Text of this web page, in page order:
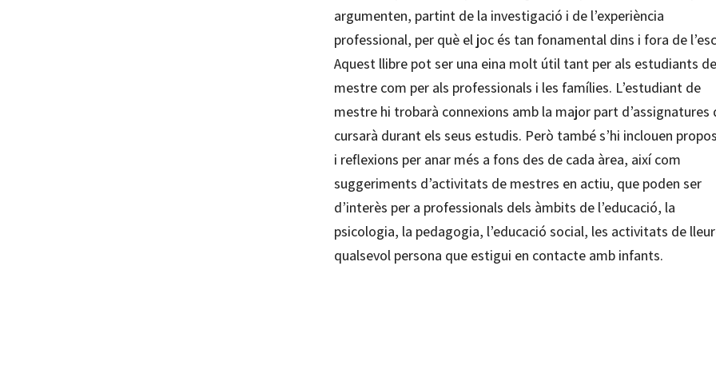
argumenten, partint de la investigació i de l’experiència
professional, per què el joc és tan fonamental dins i fora de
Aquest llibre pot ser una eina molt útil tant per als estudiants de
mestre com per als professionals i les famílies. L’estudiant de
mestre hi trobarà connexions amb la major part d’assignatures
cursarà durant els seus estudis. Però també s’hi inclouen
i reflexions per anar més a fons des de cada àrea, així com
suggeriments d’activitats de mestres en actiu, que poden ser
d’interès per a professionals dels àmbits de l’educació, la
psicologia, la pedagogia, l’educació social, les activitats de
qualsevol persona que estigui en contacte amb infants.